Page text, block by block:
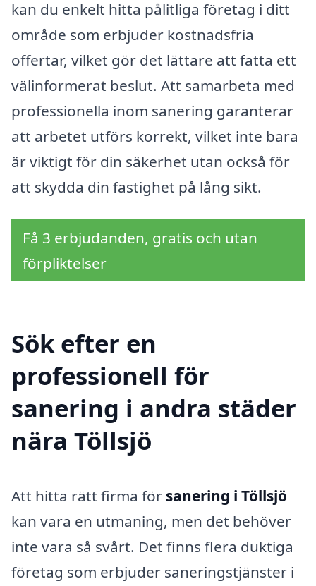
kan du enkelt hitta pålitliga företag i ditt
område som erbjuder kostnadsfria
offertar, vilket gör det lättare att fatta ett
välinformerat beslut. Att samarbeta med
professionella inom sanering garanterar
att arbetet utförs korrekt, vilket inte bara
är viktigt för din säkerhet utan också för
att skydda din fastighet på lång sikt.
Få 3 erbjudanden, gratis och utan
förpliktelser
Sök efter en
professionell för
sanering i andra städer
nära Töllsjö
Att hitta rätt firma för sanering i Töllsjö
kan vara en utmaning, men det behöver
inte vara så svårt. Det finns flera duktiga
företag som erbjuder saneringstjänster i